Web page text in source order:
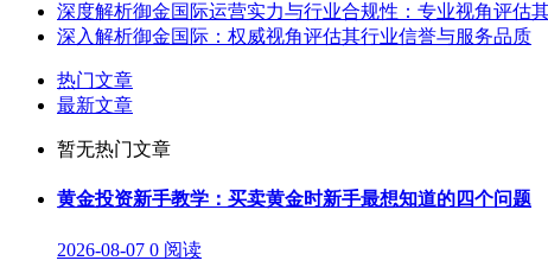
深度解析御金国际运营实力与行业合规性：专业视角评估
深入解析御金国际：权威视角评估其行业信誉与服务品质
热门文章
最新文章
暂无热门文章
黄金投资新手教学：买卖黄金时新手最想知道的四个问题
2026-08-07 0 阅读